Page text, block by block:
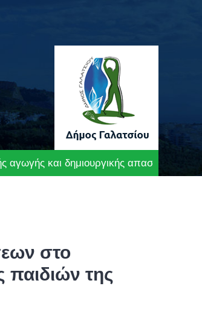
αγωγής και δημιουργικής απασχόλησης
στο
της